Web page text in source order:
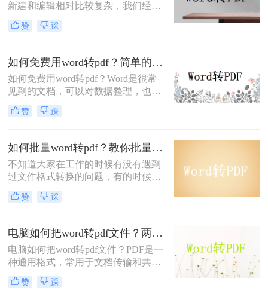
新建和编辑相对比较复杂，我们经常
先用Word文档编辑好之后再转换成
PDF格式，如果需要处理的文档较
下面介绍三种如何大量word转pdf的方
法。
赞 踩
如何免费用word转pdf？简单的方法教会你！
如何免费用word转pdf？Word是很常
见到的文档，可以对数据整理，也很
适合很多样的平台，但是我们为了打
开的时候不会乱码，传输接受也很方
高，有点还有兼容性强，给整理了三
种免费方法，阅读起来也很快速，还
可以跨多种设备来进行传送，赶紧来
一起学习吧!快快收藏吧，更多精彩不
容错过！
赞 踩
如何批量word转pdf？教你批量转换方法！
不知道大家在工作的时候有没有遇到
过文件格式转换的问题，有的时候我
们需要将手上的文件转换成其他的格
式，比如说将又是拼命打工的一天，
么！领导突然给我发来几十份Word文
档，让转成PDF格式，打印好给他！
赞 踩
电脑如何把word转pdf文件？两种方法教会你！
电脑如何把word转pdf文件？PDF是一
种通用格式，常用于文档传输和共
享。如果您需要在不同设备之间共享
文档或者将文档发布到网上，PDF是
赞 踩